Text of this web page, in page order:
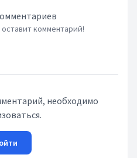
комментарий!
необходимо